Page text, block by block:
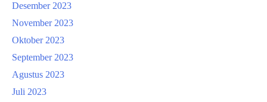
Desember 2023
November 2023
Oktober 2023
September 2023
Agustus 2023
Juli 2023